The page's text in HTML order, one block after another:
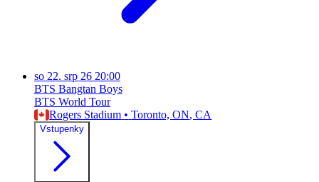
so 22. srp 26 20:00
BTS Bangtan Boys
BTS World Tour
Rogers Stadium • Toronto, ON, CA
Vstupenky